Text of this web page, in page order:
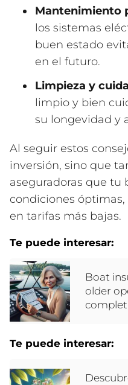
Mantenimiento
los sistemas
buen estado
en el futuro.
Limpieza y
limpio y bien
su longevidad y
Al seguir estos
inversión, sino que
aseguradoras que tu
condiciones
en tarifas más bajas.
Te puede interesar:
Boat
older
Te puede interesar: